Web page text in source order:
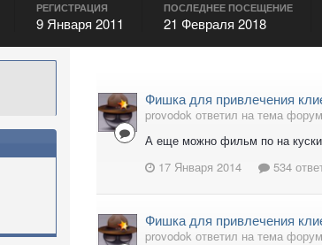
РЕГИСТРАЦИЯ
9 Января 2011
ПОСЛЕДНЕЕ ПОСЕЩЕНИЕ
21 Февраля 2018
Фишка для привлечения
provodok ответил на тема
А еще можно фильм по на куски
17 Января 2014
534
Фишка для привлечения
provodok ответил на тема